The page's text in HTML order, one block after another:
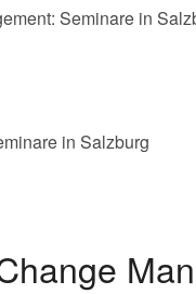
Seminare in